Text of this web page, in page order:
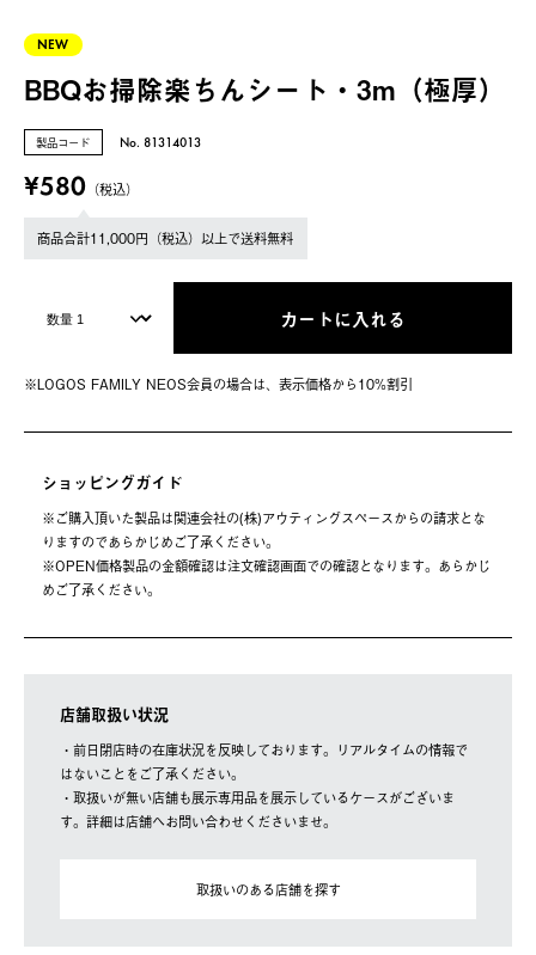
NEW
BBQお掃除楽ちんシート・3m（極厚）
製品コード No. 81314013
¥580 （税込）
商品合計11,000円（税込）以上で送料無料
カートに入れる
※LOGOS FAMILY NEOS会員の場合は、表⽰価格から10%割引
ショッピングガイド
※ご購⼊頂いた製品は関連会社の(株)アウティングスペースからの請求とな
りますのであらかじめご了承ください。
※OPEN価格製品の⾦額確認は注⽂確認画⾯での確認となります。あらかじ
めご了承ください。
店舗取扱い状況
・前日閉店時の在庫状況を反映しております。リアルタイムの情報で
はないことをご了承ください。
・取扱いが無い店舗も展示専用品を展示しているケースがございま
す。詳細は店舗へお問い合わせくださいませ。
取扱いのある店舗を探す